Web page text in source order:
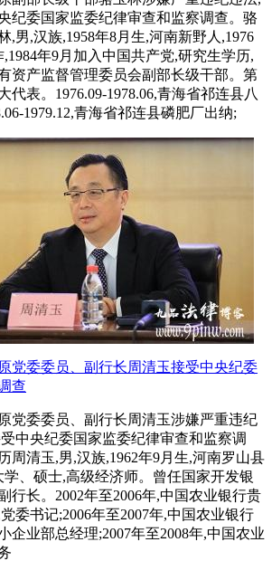
纪委国家监委纪律审查和监察调查。骆
,男,汉族,1958年8月生,河南新野人,1976
年9月加入中国共产党,研究生学历,
资产监督管理委员会副部长级干部。第
代表。1976.09-1978.06,青海省祁连县八
1979.12,青海省祁连县磷肥厂出纳;
党委委员、副行长周清玉接受中央纪委
查
党委委员、副行长周清玉涉嫌严重违纪
中央纪委国家监委纪律审查和监察调
周清玉,男,汉族,1962年9月生,河南罗山县
学、硕士,高级经济师。曾任国家开发银
行长。2002年至2006年,中国农业银行贵
委书记;2006年至2007年,中国农业银行
企业部总经理;2007年至2008年,中国农业